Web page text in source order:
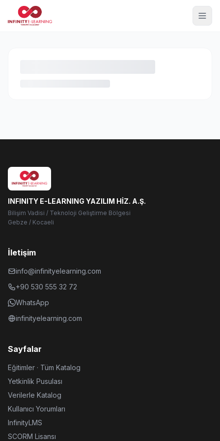
INFINITY E-LEARNING YAZILIM HİZ. A.Ş.
Bilişim Vadisi / Teknoloji Geliştirme Bölgesi
Gebze / Kocaeli
İletişim
info@infinityelearning.com
+90 530 555 32 72
WhatsApp
infinityelearning.com
Sayfalar
Eğitimler · Tüm Katalog
Yetkinlik Pusulası
Verilerle Katalog
Kullanıcı Yorumları
InfinityLMS
SCORM Lisansı